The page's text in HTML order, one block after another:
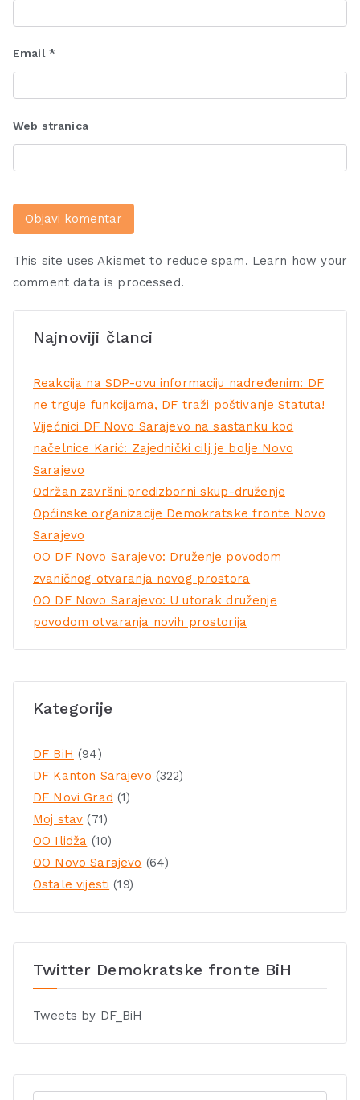
Email *
Web stranica
This site uses Akismet to reduce spam. Learn how your
comment data is processed.
Najnoviji članci
Reakcija na SDP-ovu informaciju nadređenim: DF
ne trguje funkcijama, DF traži poštivanje Statuta!
Vijećnici DF Novo Sarajevo na sastanku kod
načelnice Karić: Zajednički cilj je bolje Novo
Sarajevo
Održan završni predizborni skup-druženje
Općinske organizacije Demokratske fronte Novo
Sarajevo
OO DF Novo Sarajevo: Druženje povodom
zvaničnog otvaranja novog prostora
OO DF Novo Sarajevo: U utorak druženje
povodom otvaranja novih prostorija
Kategorije
DF BiH (94)
DF Kanton Sarajevo (322)
DF Novi Grad (1)
Moj stav (71)
OO Ilidža (10)
OO Novo Sarajevo (64)
Ostale vijesti (19)
Twitter Demokratske fronte BiH
Tweets by DF_BiH